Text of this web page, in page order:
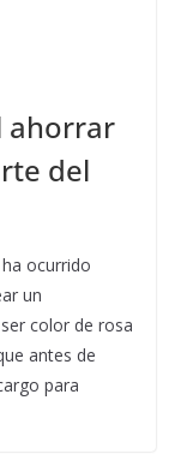
ahorrar
del
ocurrido
un
color de rosa
antes de
para